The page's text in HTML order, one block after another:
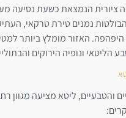
ציורית הנמצאת כשעת נסיעה
הבולטות נמנים טירת טרקאי,
האזור מומלץ ביותר
הליטאי ונופיה הירוקים
והטבעיים, ליטא מציעה מגוון